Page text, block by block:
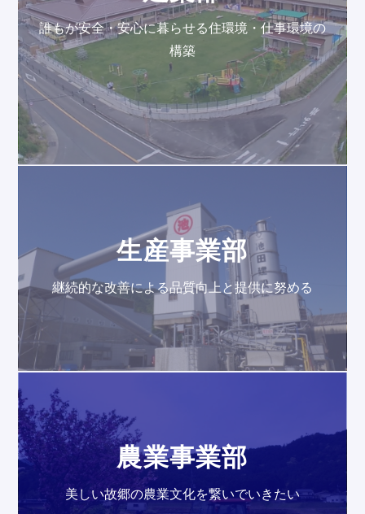
誰もが安全・安心に暮らせる住環境・仕事環境の
構築
生産事業部
継続的な改善による品質向上と提供に努める
農業事業部
美しい故郷の農業文化を繋いでいきたい